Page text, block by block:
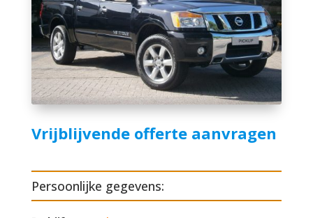
Vrijblijvende offerte aanvragen
Persoonlijke gegevens: